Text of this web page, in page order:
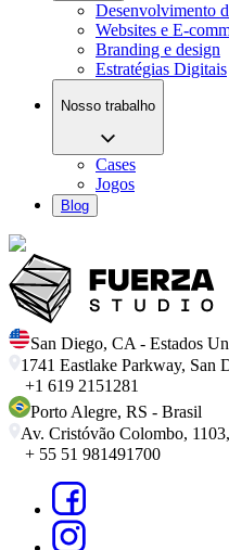
Desenvolvimento
Websites e E-
Branding e design
Estratégias Digitais
Nosso trabalho
Cases
Jogos
Blog
San Diego, CA - Estados
1741 Eastlake Parkway, San
+1 619 2151281
Porto Alegre, RS - Brasil
Av. Cristóvão Colombo,
+ 55 51 981491700